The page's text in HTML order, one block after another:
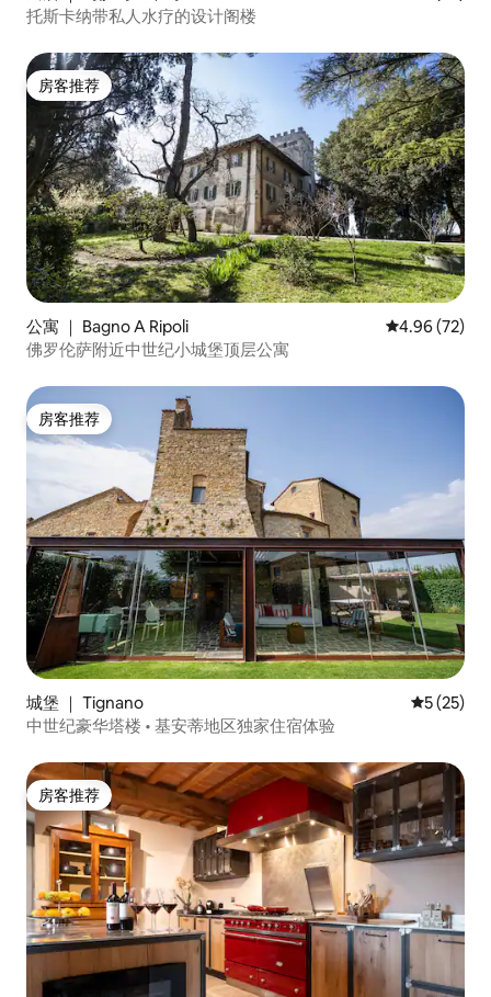
托斯卡纳带私人水疗的设计阁楼
房客推荐
房客推荐
公寓 ｜ Bagno A Ripoli 平均评分
4.96 (72)
佛罗伦萨附近中世纪小城堡顶层公寓
房客推荐
房客推荐
城堡 ｜ Tignano 平均评分
5 (25)
中世纪豪华塔楼 • 基安蒂地区独家住宿体验
房客推荐
房客推荐